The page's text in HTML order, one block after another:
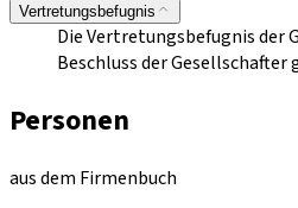
Vertretungsbefugnis
Die Vertretungsbefugnis der
Beschluss der Gesellschafter
Personen
aus dem Firmenbuch